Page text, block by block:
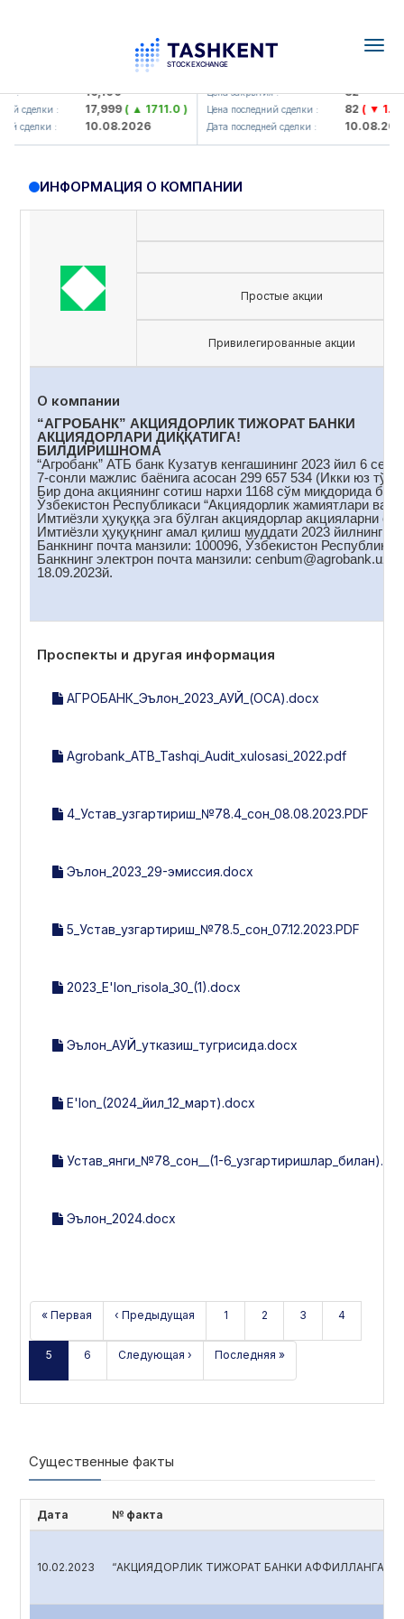
: 16,100
сделки : 17,999( ▲ 1711.0 )
сделки : 10.08.2026
KFSK (<Kafolat sug'urta
Цена закрытия : 82
Цена последний сделки : 82( ▼ 1.91 )
Дата последней сделки : 10.08.2026
ИНФОРМАЦИЯ О КОМПАНИИ
Простые акции
Привилегированные акции
О компании
“АГРОБАНК” АКЦИЯДОРЛИК ТИЖОРАТ БАНКИ
АКЦИЯДОРЛАРИ ДИҚҚАТИГА!
БИЛДИРИШНОМА
“Агробанк” АТБ банк Кузатув кенгашининг 2023 йил 6
7-сонли мажлис баёнига асосан 299 657 534 (Икки юз
Бир дона акциянинг сотиш нархи 1168 сўм миқдорида
Ўзбекистон Республикаси “Акциядорлик жамиятлари ва
Имтиёзли ҳуқуққа эга бўлган акциядорлар акцияларни
Имтиёзли ҳуқуқнинг амал қилиш муддати 2023 йилнинг
Банкнинг почта манзили: 100096, Ўзбекистон
Банкнинг электрон почта манзили: cenbum@аgrobank.uz
18.09.2023й.
Проспекты и другая информация
АГРОБАНК_Эълон_2023_АУЙ_(ОСА).docx
Agrobank_ATB_Tashqi_Audit_xulosasi_2022.pdf
4_Устав_узгартириш_№78.4_сон_08.08.2023.PDF
Эълон_2023_29-эмиссия.docx
5_Устав_узгартириш_№78.5_сон_07.12.2023.PDF
2023_E'lon_risola_30_(1).docx
Эълон_АУЙ_утказиш_тугрисида.docx
E'lon_(2024_йил_12_март).docx
Устав_янги_№78_сон__(1-6_узгартиришлар_билан).pdf
Эълон_2024.docx
« Первая ‹ Предыдущая 1 2 3 4
5 6 Следующая › Последняя »
Существенные факты
Дата № факта
10.02.2023 “АКЦИЯДОРЛИК ТИЖОРАТ БАНКИ АФФИЛЛАНГАН